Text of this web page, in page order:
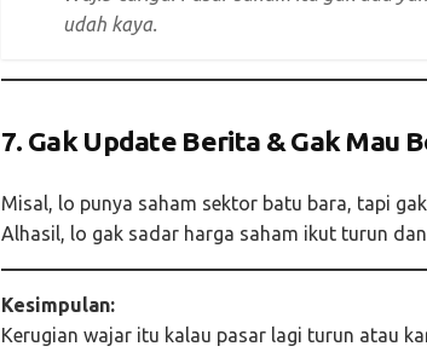
udah kaya.
7. Gak Update Berita & Gak Mau
Misal, lo punya saham sektor batu bara, tapi
Alhasil, lo gak sadar harga saham ikut turun
Kesimpulan:
Kerugian wajar itu kalau pasar lagi turun atau